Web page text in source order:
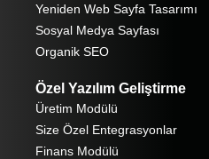
Yeniden Web Sayfa Tasarımı
Sosyal Medya Sayfası
Organik SEO
Özel Yazılım Geliştirme
Üretim Modülü
Size Özel Entegrasyonlar
Finans Modülü